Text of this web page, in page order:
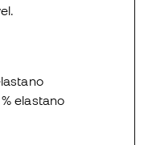
elastano